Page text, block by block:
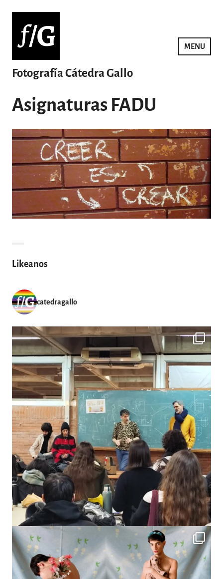
contenido
Fotografía Cátedra Gallo
MENU
Asignaturas FADU
Likeanos
catedragallo